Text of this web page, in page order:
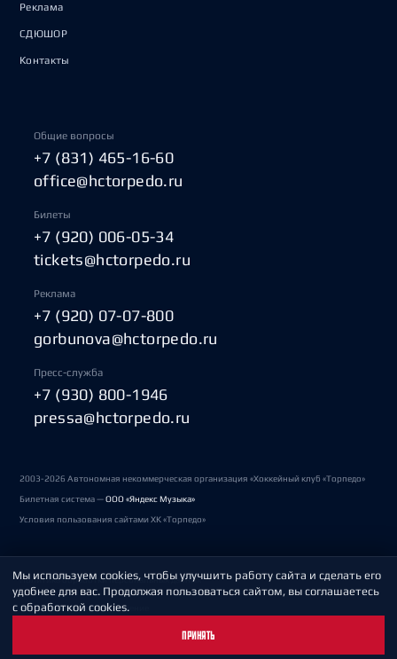
Реклама
СДЮШОР
Контакты
Общие вопросы
+7 (831) 465-16-60
office@hctorpedo.ru
Билеты
+7 (920) 006-05-34
tickets@hctorpedo.ru
Реклама
+7 (920) 07-07-800
gorbunova@hctorpedo.ru
Пресс-служба
+7 (930) 800-1946
pressa@hctorpedo.ru
2003-2026 Автономная некоммерческая организация «Хоккейный клуб «Торпедо»
Билетная система —ООО «Яндекс Музыка»
Условия пользования сайтами ХК «Торпедо»
Политика обработки персональных данных
Пользовательское соглашение
Мы используем cookies, чтобы улучшить работу сайта и сделать его
удобнее для вас. Продолжая пользоваться сайтом, вы соглашаетесь
с обработкой cookies.
ПРИНЯТЬ